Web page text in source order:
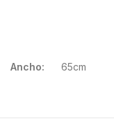
Ancho:
65cm